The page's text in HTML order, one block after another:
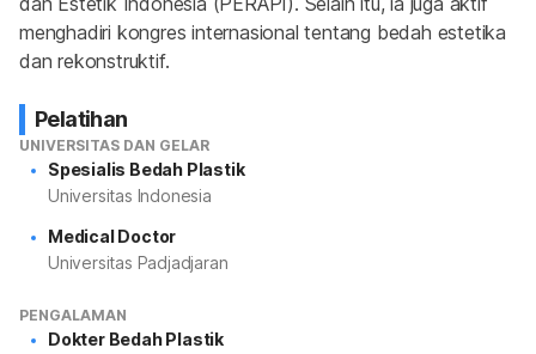
menghadiri kongres internasional tentang bedah estetika
dan rekonstruktif.
Pelatihan
UNIVERSITAS DAN GELAR
Spesialis Bedah Plastik
Universitas Indonesia
Medical Doctor
Universitas Padjadjaran
PENGALAMAN
Dokter Bedah Plastik